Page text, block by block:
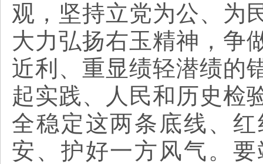
观，坚持立党为公、为
大力弘扬右玉精神，争
近利、重显绩轻潜绩的
起实践、人民和历史检
全稳定这两条底线、
安、护好一方风气。